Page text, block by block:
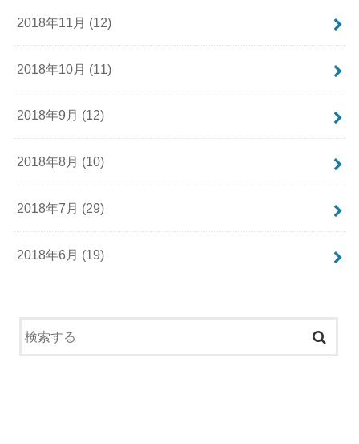
2018年11月 (12)
2018年10月 (11)
2018年9月 (12)
2018年8月 (10)
2018年7月 (29)
2018年6月 (19)